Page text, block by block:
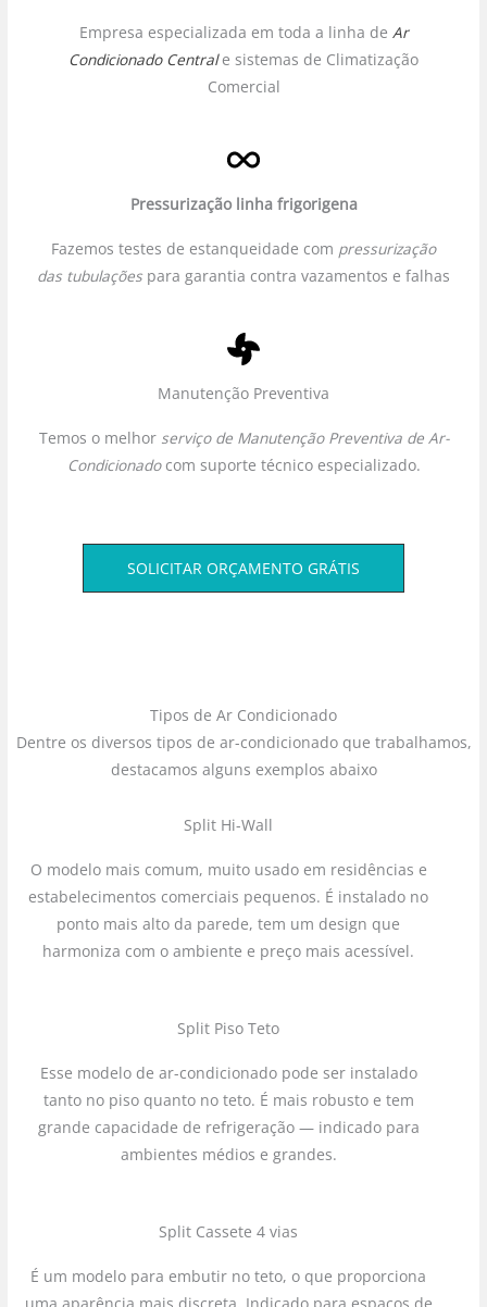
Empresa especializada em toda a linha de Ar
Condicionado Centrale sistemas de Climatização
Comercial
Pressurização linha frigorigena
Fazemos testes de estanqueidade com pressurização
das tubulaçõespara garantia contra vazamentos e falhas
Manutenção Preventiva
Temos o melhor serviço de Manutenção Preventiva de Ar-
Condicionadocom suporte técnico especializado.
SOLICITAR ORÇAMENTO GRÁTIS
Tipos de Ar Condicionado
Dentre os diversos tipos de ar-condicionado que trabalhamos,
destacamos alguns exemplos abaixo
Split Hi-Wall
O modelo mais comum, muito usado em residências e
estabelecimentos comerciais pequenos. É instalado no
ponto mais alto da parede, tem um design que
harmoniza com o ambiente e preço mais acessível.
Split Piso Teto
Esse modelo de ar-condicionado pode ser instalado
tanto no piso quanto no teto. É mais robusto e tem
grande capacidade de refrigeração — indicado para
ambientes médios e grandes.
Split Cassete 4 vias
É um modelo para embutir no teto, o que proporciona